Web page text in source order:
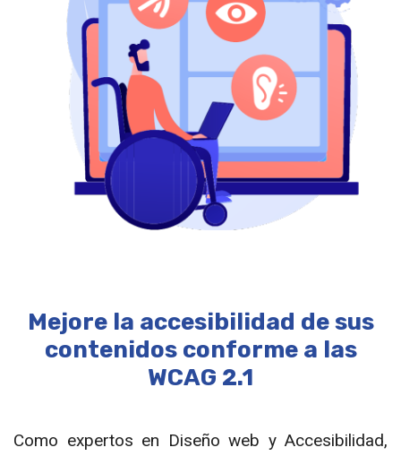
Mejore la accesibilidad de sus
contenidos conforme a las
WCAG 2.1
Como expertos en Diseño web y Accesibilidad,